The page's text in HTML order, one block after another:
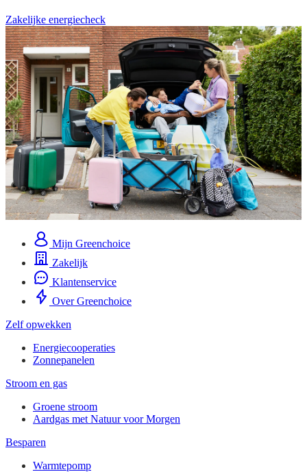
Zakelijke energiecheck
Mijn Greenchoice
Zakelijk
Klantenservice
Over Greenchoice
Zelf opwekken
Energiecooperaties
Zonnepanelen
Stroom en gas
Groene stroom
Aardgas met Natuur voor Morgen
Besparen
Warmtepomp